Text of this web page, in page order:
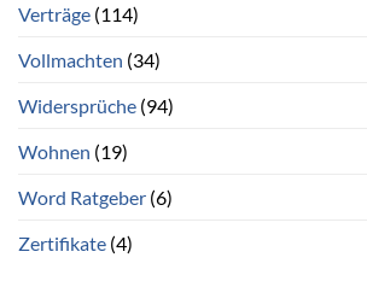
Verträge (114)
Vollmachten (34)
Widersprüche (94)
Wohnen (19)
Word Ratgeber (6)
Zertifikate (4)